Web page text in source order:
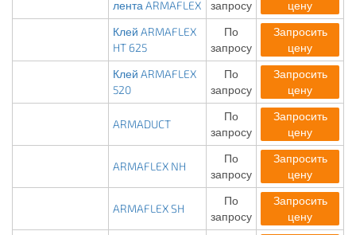
лента ARMAFLEX
запросу
цену
Клей ARMAFLEX
HT 625
По
запросу
Запросить
цену
Клей ARMAFLEX
520
По
запросу
Запросить
цену
ARMADUCT
По
запросу
Запросить
цену
ARMAFLEX NH
По
запросу
Запросить
цену
ARMAFLEX SH
По
запросу
Запросить
цену